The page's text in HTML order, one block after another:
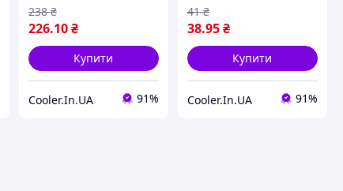
226.10 ₴
238 ₴
Купити
Cooler.In.UA 91%
38.95₴
41 ₴
Купити
Cooler.In.UA 91%